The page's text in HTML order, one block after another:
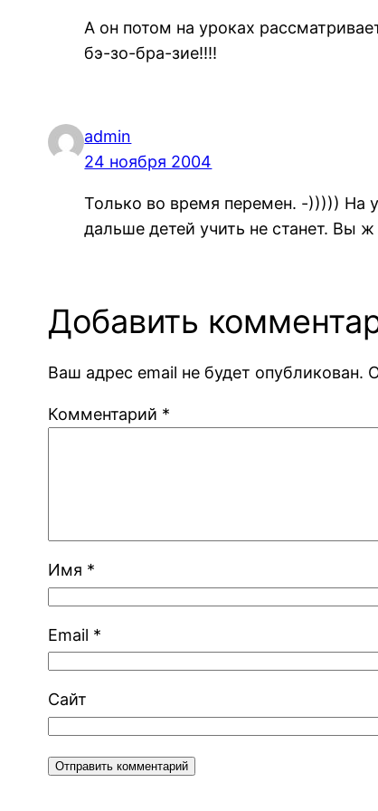
А он потом на уроках
бэ-зо-бра-зие!!!!
admin
24 ноября 2004
Только во время перемен. -))))) На
дальше детей учить не станет. Вы ж
Добавить
Ваш адрес email не будет опубликован.
Комментарий *
Имя *
Email *
Сайт